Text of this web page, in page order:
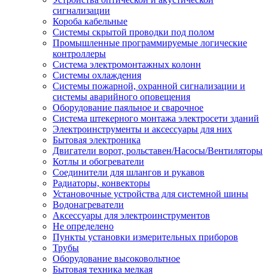
сигнализации
Короба кабельные
Системы скрытой проводки под полом
Промышленные программируемые логические
контроллеры
Система электромонтажных колонн
Системы охлаждения
Системы пожарной, охранной сигнализации и
системы аварийного оповещения
Оборудование паяльное и сварочное
Система штекерного монтажа электросети зданий
Электроинструменты и аксессуары для них
Бытовая электроника
Двигатели ворот, рольставен/Насосы/Вентиляторы
Котлы и обогреватели
Соединители для шлангов и рукавов
Радиаторы, конвекторы
Установочные устройства для системной шины
Водонагреватели
Аксессуары для электроинструментов
Не определено
Пункты установки измерительных приборов
Трубы
Оборудование высоковольтное
Бытовая техника мелкая